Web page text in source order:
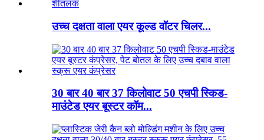
उच्च दक्षता वाला एयर कूल्ड वॉटर चिलर...
30 बार 40 बार 37 किलोवाट 50 एचपी स्किड-
माउंटेड एयर बूस्टर कॉम...